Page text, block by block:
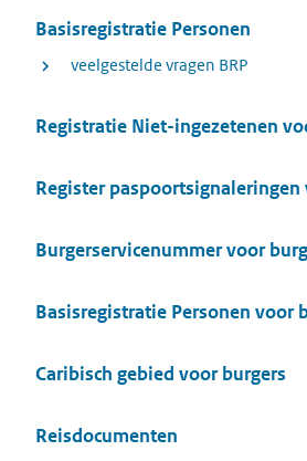
Basisregistratie Personen
veelgestelde vragen BRP
Registratie Niet-ingezetenen
Register paspoortsignaleringen
Burgerservicenummer voor
Basisregistratie Personen voor
Caribisch gebied voor burgers
Reisdocumenten